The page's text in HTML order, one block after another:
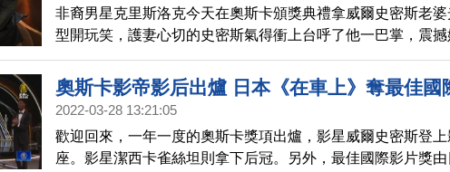
非裔男星克里斯洛克今天在奧斯卡頒獎典禮拿威爾史密斯老婆
型開玩笑，護妻心切的史密斯氣得衝上台呼了他一巴掌，震撼
圈。警方表示，克里斯洛克拒絕報案。
奧斯卡影帝影后出爐 日本《在車上》奪最佳國
2022-03-28 13:21:05
歡迎回來，一年一度的奧斯卡獎項出爐，影星威爾史密斯登
座。影星潔西卡雀絲坦則拿下后冠。另外，最佳國際影片獎由